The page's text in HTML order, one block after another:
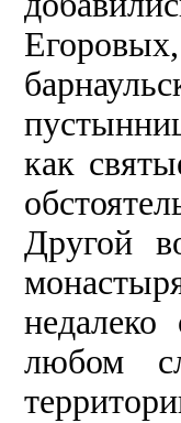
как
Другой
любом